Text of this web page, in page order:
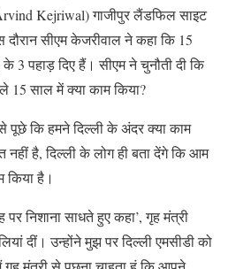
Kejriwal) गाजीपुर लैंडफिल साइट
सीएम केजरीवाल ने कहा कि 15
3 पहाड़ दिए हैं। सीएम ने चुनौती दी कि
15 साल में क्या काम किया?
पूछे कि हमने दिल्ली के अंदर क्या काम
है, दिल्ली के लोग ही बता देंगे कि आम
किया है।
निशाना साधते हुए कहा’, गृह मंत्री
दीं। उन्होंने मुझ पर दिल्ली एमसीडी को